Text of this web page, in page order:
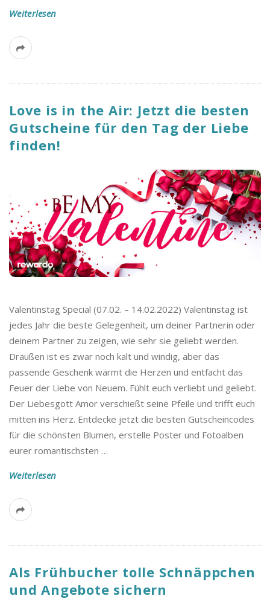
Weiterlesen
Love is in the Air: Jetzt die besten
Gutscheine für den Tag der Liebe
finden!
Valentinstag Special (07.02. – 14.02.2022) Valentinstag ist
jedes Jahr die beste Gelegenheit, um deiner Partnerin oder
deinem Partner zu zeigen, wie sehr sie geliebt werden.
Draußen ist es zwar noch kalt und windig, aber das
passende Geschenk wärmt die Herzen und entfacht das
Feuer der Liebe von Neuem. Fühlt euch verliebt und geliebt.
Der Liebesgott Amor verschießt seine Pfeile und trifft euch
mitten ins Herz. Entdecke jetzt die besten Gutscheincodes
für die schönsten Blumen, erstelle Poster und Fotoalben
eurer romantischsten …
Weiterlesen
Als Frühbucher tolle Schnäppchen
und Angebote sichern